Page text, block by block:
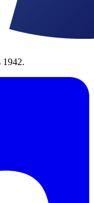
1942.